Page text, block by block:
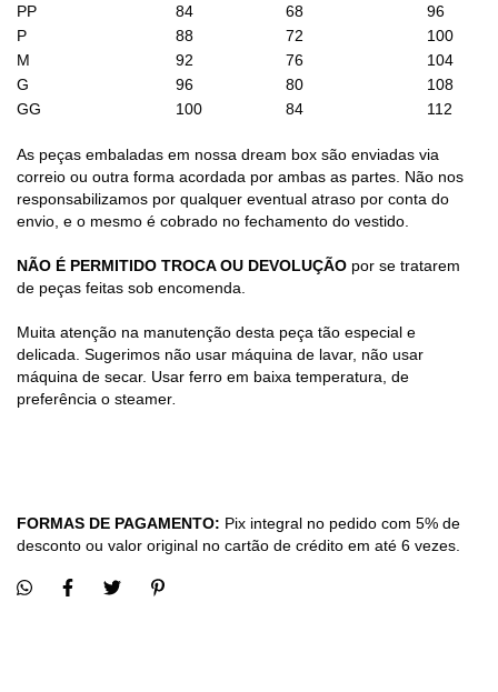
PP
84 68
96
P
88 72
100
M
92 76
104
G
96 80
108
GG
100 84 112
As peças embaladas em nossa dream box são enviadas via
correio ou outra forma acordada por ambas as partes. Não nos
responsabilizamos por qualquer eventual atraso por conta do
envio, e o mesmo é cobrado no fechamento do vestido.
NÃO É PERMITIDO TROCA OU DEVOLUÇÃO por se tratarem
de peças feitas sob encomenda.
Muita atenção na manutenção desta peça tão especial e
delicada. Sugerimos não usar máquina de lavar, não usar
máquina de secar. Usar ferro em baixa temperatura, de
preferência o steamer
FORMAS DE PAGAMENTO: Pix integral no pedido com 5% de
desconto ou valor original no cartão de crédito em até 6 vezes.